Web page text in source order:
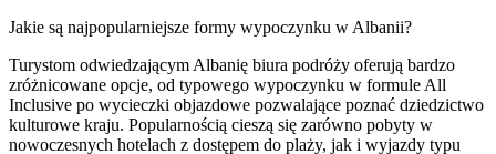
Jakie są najpopularniejsze formy wypoczynku w Albanii?
Turystom odwiedzającym Albanię biura podróży oferują bardzo
zróżnicowane opcje, od typowego wypoczynku w formule All
Inclusive po wycieczki objazdowe pozwalające poznać dziedzictwo
kulturowe kraju. Popularnością cieszą się zarówno pobyty w
nowoczesnych hotelach z dostępem do plaży, jak i wyjazdy typu